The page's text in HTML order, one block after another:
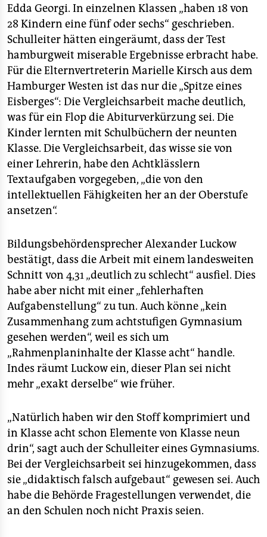
Edda Georgi. In einzelnen Klassen „haben 18 von
28 Kindern eine fünf oder sechs“ geschrieben.
Schulleiter hätten eingeräumt, dass der Test
hamburgweit miserable Ergebnisse erbracht habe.
Für die Elternvertreterin Marielle Kirsch aus dem
Hamburger Westen ist das nur die „Spitze eines
Eisberges“: Die Vergleichsarbeit mache deutlich,
was für ein Flop die Abiturverkürzung sei. Die
Kinder lernten mit Schulbüchern der neunten
Klasse. Die Vergleichsarbeit, das wisse sie von
einer Lehrerin, habe den Achtklässlern
Textaufgaben vorgegeben, „die von den
intellektuellen Fähigkeiten her an der Oberstufe
ansetzen“.
Bildungsbehördensprecher Alexander Luckow
bestätigt, dass die Arbeit mit einem landesweiten
Schnitt von 4,31 „deutlich zu schlecht“ ausfiel. Dies
habe aber nicht mit einer „fehlerhaften
Aufgabenstellung“ zu tun. Auch könne „kein
Zusammenhang zum achtstufigen Gymnasium
gesehen werden“, weil es sich um
„Rahmenplaninhalte der Klasse acht“ handle.
Indes räumt Luckow ein, dieser Plan sei nicht
mehr „exakt derselbe“ wie früher.
„Natürlich haben wir den Stoff komprimiert und
in Klasse acht schon Elemente von Klasse neun
drin“, sagt auch der Schulleiter eines Gymnasiums.
Bei der Vergleichsarbeit sei hinzugekommen, dass
sie „didaktisch falsch aufgebaut“ gewesen sei. Auch
habe die Behörde Fragestellungen verwendet, die
an den Schulen noch nicht Praxis seien.